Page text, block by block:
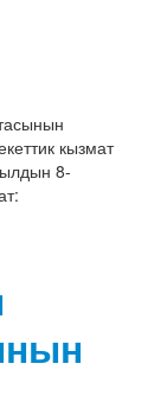
кызмат
8-